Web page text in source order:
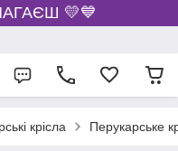
💛💙
крісла Перукарське